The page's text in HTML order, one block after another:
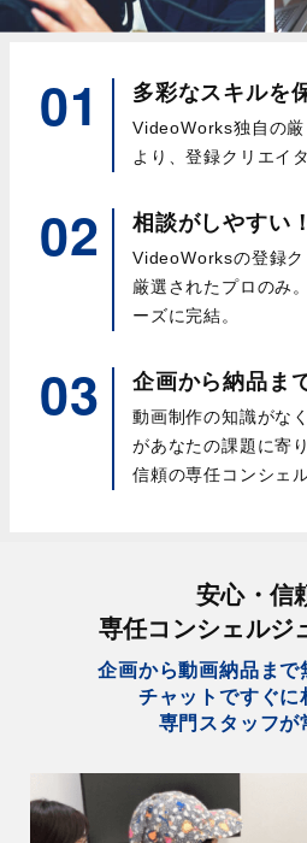
01 多彩なスキルを
VideoWorks独自の
より、登録クリエイ
02 相談がしやすい！
VideoWorksの登録
厳選されたプロのみ
ーズに完結。
03 企画から納品ま
動画制作の知識がな
があなたの課題に寄
信頼の専任コンシェ
安心・信
専任コンシェルジ
企画から動画納品まで
チャットですぐに
専門スタッフが